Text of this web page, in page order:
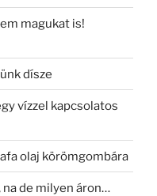
magukat is!
dísze
vízzel kapcsolatos
olaj körömgombára
de milyen áron…